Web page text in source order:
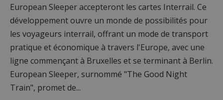
European Sleeper accepteront les cartes Interrail. Ce
développement ouvre un monde de possibilités pour
les voyageurs interrail, offrant un mode de transport
pratique et économique à travers l'Europe, avec une
ligne commençant à Bruxelles et se terminant à Berlin.
European Sleeper, surnommé "The Good Night
Train", promet de...